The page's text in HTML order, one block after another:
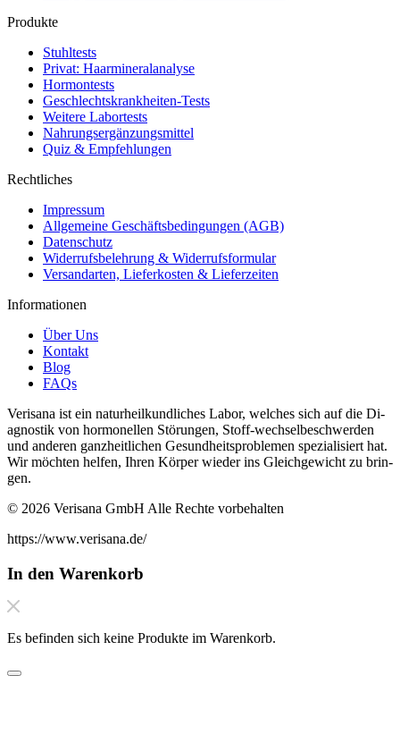
Produkte
Stuhltests
Privat: Haarmineralanalyse
Hormontests
Geschlechtskrankheiten-Tests
Weitere Labortests
Nahrungsergänzungsmittel
Quiz & Empfehlungen
Rechtliches
Impressum
Allgemeine Geschäftsbedingungen (AGB)
Datenschutz
Widerrufsbelehrung & Widerrufsformular
Versandarten, Lieferkosten & Lieferzeiten
Informationen
Über Uns
Kontakt
Blog
FAQs
Verisana ist ein naturheilkundliches La­bor, welches sich auf die Di­
ag­nos­tik von hor­monellen Störun­gen, Stof­f-wech­selbeschw­er­den
und an­deren ganzheitlichen Gesund­heit­sprob­le­men spezial­isiert hat.
Wir möchten helfen, Ihren Kör­per wieder ins Gle­ichgewicht zu brin­
gen.
© 2026 Verisana GmbH Alle Rechte vorbehalten
https://www.verisana.de/
In den Warenkorb
Es befinden sich keine Produkte im Warenkorb.